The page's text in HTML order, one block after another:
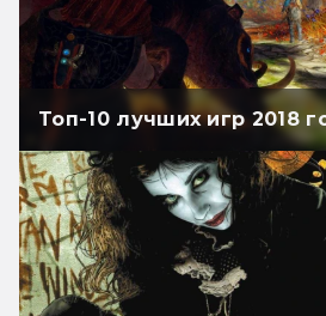
Топ-10 лучших игр 2018